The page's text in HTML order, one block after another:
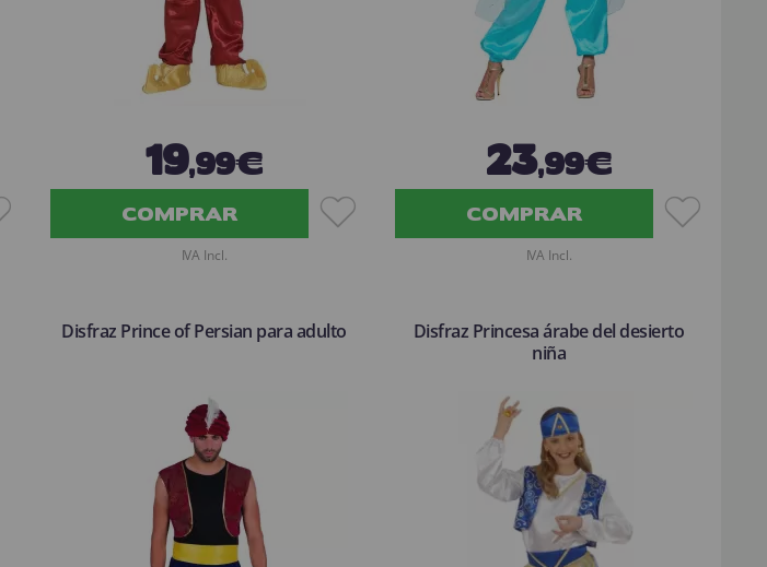
19,99€
COMPRAR
IVA Incl.
23,99€
COMPRAR
IVA Incl.
Disfraz Prince of Persian para adulto
Disfraz Princesa árabe del desierto
niña